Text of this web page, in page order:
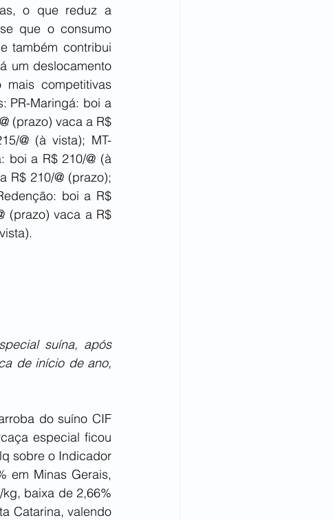
o que reduz a
que o consumo
também contribui
um deslocamento
competitivas
PR-Maringá: boi a
(prazo) vaca a R$
@ (à vista); MT-
boi a R$ 210/@ (à
R$ 210/@ (prazo);
boi a R$
(prazo) vaca a R$
suína, após
de início de ano,
do suíno CIF
especial ficou
sobre o Indicador
em Minas Gerais,
baixa de 2,66%
Catarina, valendo